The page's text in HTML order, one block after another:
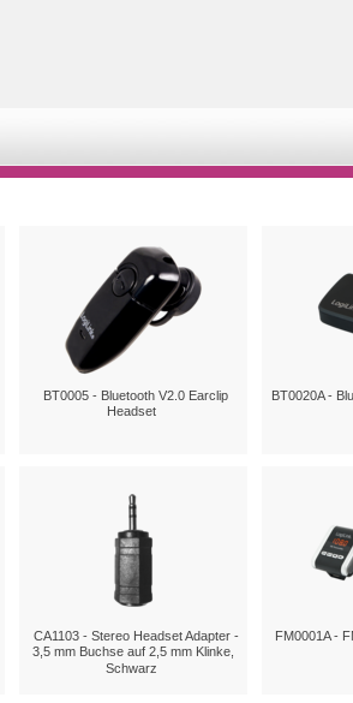
BT0005 - Bluetooth V2.0 Earclip
Headset
BT0020A -
CA1103 - Stereo Headset Adapter -
3,5 mm Buchse auf 2,5 mm Klinke,
Schwarz
FM0001A -